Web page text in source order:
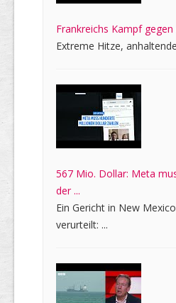
Frankreichs Kampf
Extreme Hitze,
567 Mio. Dollar: Meta
der ...
Ein Gericht in New
verurteilt: ...